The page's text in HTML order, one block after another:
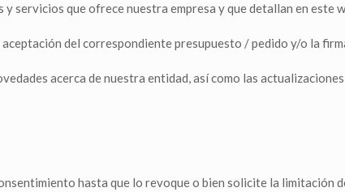
servicios que ofrece nuestra empresa y que detallan en este
del correspondiente presupuesto / pedido y/o la
acerca de nuestra entidad, así como las
hasta que lo revoque o bien solicite la limitación